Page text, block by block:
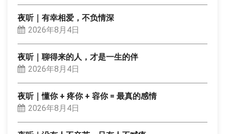
夜听｜有幸相爱，不负情深
2026年8月4日
夜听｜聊得来的人，才是一生的伴
2026年8月4日
夜听｜懂你 + 疼你 + 容你 = 最真的感情
2026年8月4日